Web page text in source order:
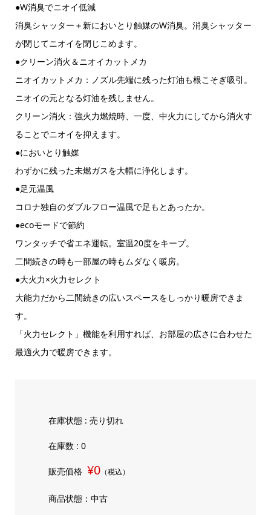
●W消臭でニオイ低減
消臭シャッター＋新においとり触媒のW消臭。消臭シャッター
が閉じてニオイを閉じこめます。
●クリーン消火＆ニオイカットメカ
ニオイカットメカ：ノズル先端に残った灯油も根こそぎ吸引。
ニオイの元となる灯油を残しません。
クリーン消火：強火力燃焼時、一度、中火力にしてから消火す
ることでニオイを抑えます。
●においとり触媒
わずかに残った未燃ガスを大幅に浄化します。
●足元温風
コロナ独自のダブルフロー温風で足もとあったか。
●ecoモードで節約
ワンタッチで省エネ運転。室温20度をキープ。
二間続きの時も一部屋の時もムダなく暖房。
●大火力×火力セレクト
大能力だから二間続きの広いスペースをしっかり暖房できま
す。
「火力セレクト」機能を利用すれば、お部屋の広さに合わせた
最適火力で暖房できます。
在庫状態 : 売り切れ
在庫数 : 0
販売価格 ¥0（税込）
商品状態：中古